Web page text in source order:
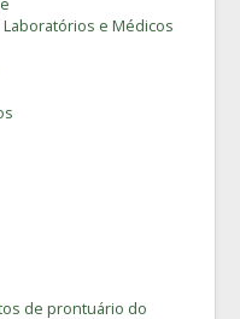
e Médicos
de prontuário do